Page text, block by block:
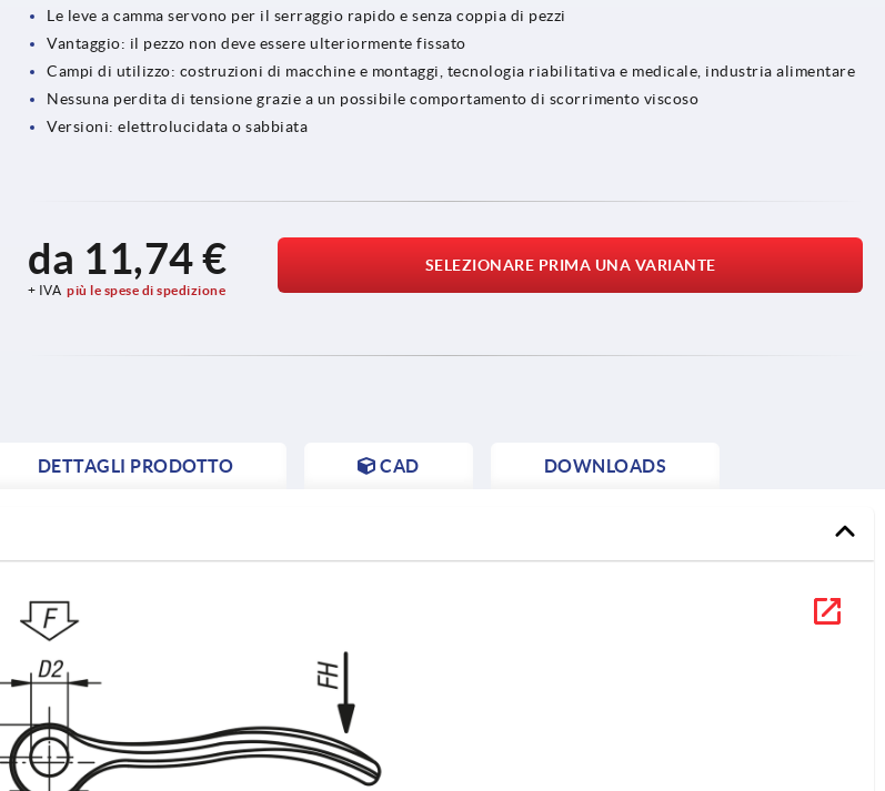
Le leve a camma servono per il serraggio rapido e senza coppia di pezzi
Vantaggio: il pezzo non deve essere ulteriormente fissato
Campi di utilizzo: costruzioni di macchine e montaggi, tecnologia riabilitativa e medicale, industria alimentare
Nessuna perdita di tensione grazie a un possibile comportamento di scorrimento viscoso
Versioni: elettrolucidata o sabbiata
da 11,74 €
+ IVA più le spese di spedizione
SELEZIONARE PRIMA UNA VARIANTE
DETTAGLI PRODOTTO CAD DOWNLOADS